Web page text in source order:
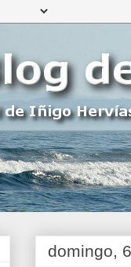
domingo,